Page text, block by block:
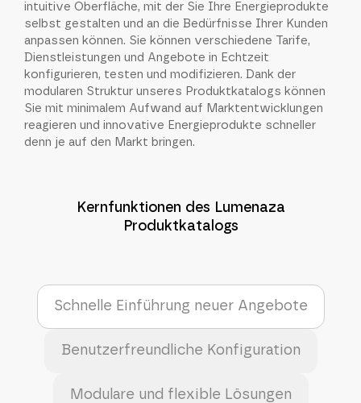
intuitive Oberfläche, mit der Sie Ihre Energieprodukte
selbst gestalten und an die Bedürfnisse Ihrer Kunden
anpassen können. Sie können verschiedene Tarife,
Dienstleistungen und Angebote in Echtzeit
konfigurieren, testen und modifizieren. Dank der
modularen Struktur unseres Produktkatalogs können
Sie mit minimalem Aufwand auf Marktentwicklungen
reagieren und innovative Energieprodukte schneller
denn je auf den Markt bringen.
Kernfunktionen des Lumenaza
Produktkatalogs
Schnelle Einführung neuer Angebote
Benutzerfreundliche Konfiguration
Modulare und flexible Lösungen